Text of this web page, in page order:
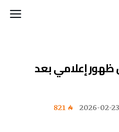
ظهور إعلامي بعد
2026-02-23
821